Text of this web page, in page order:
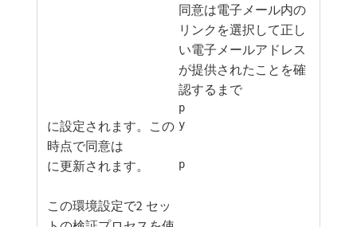
同意は電子メール内の
リンクを選択して正し
い電子メールアドレス
が提供されたことを確
認するまで
p
に設定されます。この
時点で同意は
y
に更新されます。
この環境設定で2 セッ
p